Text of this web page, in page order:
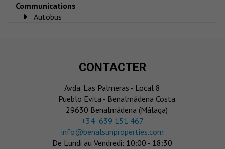
Communications
Autobus
CONTACTER
Avda. Las Palmeras - Local 8
Pueblo Evita - Benalmádena Costa
29630 Benalmádena (Málaga)
‎+34 639 151 467
info@benalsunproperties.com
De Lundi au Vendredi: 10:00 - 18:30